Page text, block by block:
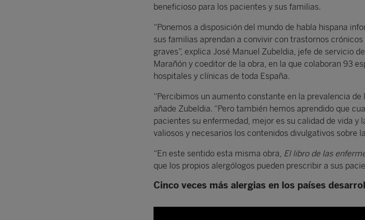
beneficioso para los pacientes y sus familias.
“Ponemos a disposición del mundo de habla hispana
sus familias aprendan a convivir con trastornos
graves”, explica José Manuel Zubeldia, jefe de servicio
Marañón y coeditor de la obra, en la que colaboran 93
hospitales y clínicas de toda España.
“Percibimos un aumento constante en la prevalencia de
añade Zubeldia. “Pero también hemos aprendido que
pacientes su enfermedad, mejor es su calidad de vida y
valiosos y necesarios los contenidos divulgativos sobre
“En este sentido esta misma obra, El libro de las
que los propios alergólogos pueden prescribir a sus
Cinco veces más alergias en los países